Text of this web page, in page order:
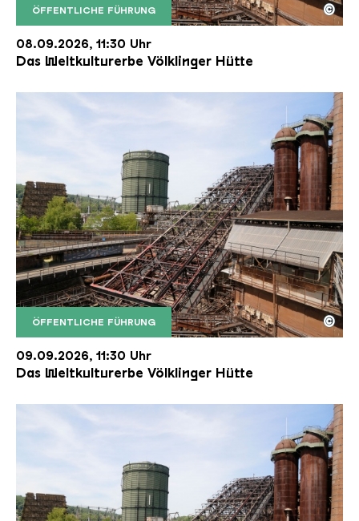
ÖFFENTLICHE FÜHRUNG
Der Erzschrägaufzug der Völklinger Hütte mit
Copyright: Weltkulturerbe Völklinger Hütte | Karl
©
08.09.2026, 11:30 Uhr
Das Weltkulturerbe Völklinger Hütte
ÖFFENTLICHE FÜHRUNG
Der Erzschrägaufzug der Völklinger Hütte mit
Copyright: Weltkulturerbe Völklinger Hütte | Karl
©
09.09.2026, 11:30 Uhr
Das Weltkulturerbe Völklinger Hütte